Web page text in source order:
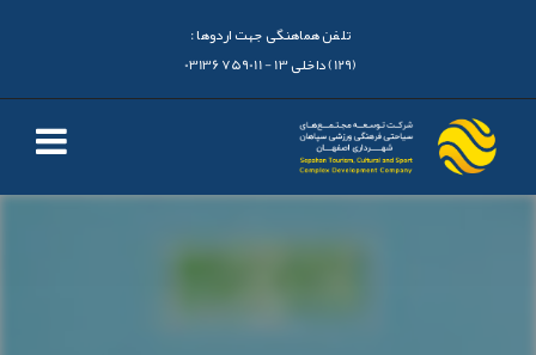
تلفن هماهنگی جهت اردوها :